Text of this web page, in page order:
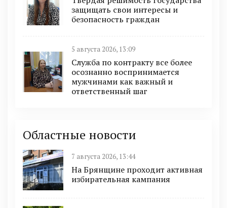
защищать свои интересы и
безопасность граждан
5 августа 2026, 13:09
Служба по контракту все более
осознанно воспринимается
мужчинами как важный и
ответственный шаг
Областные новости
7 августа 2026, 13:44
На Брянщине проходит активная
избирательная кампания